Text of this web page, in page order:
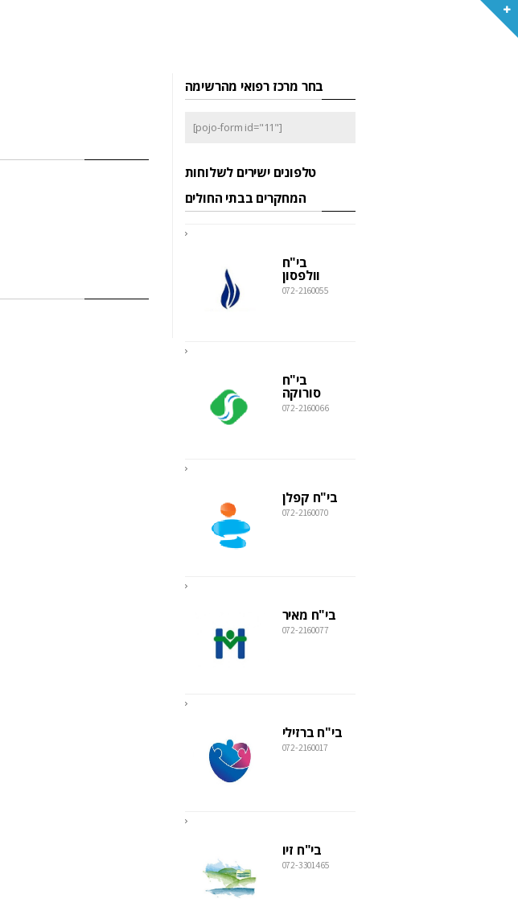
בחר מרכז רפואי מהרשימה
[pojo-form id="11"]
טלפונים ישירים לשלוחות
המחקרים בבתי החולים
בי"ח
וולפסון
072-2160055
בי"ח
סורוקה
072-2160066
בי"ח קפלן
072-2160070
בי"ח מאיר
072-2160077
בי"ח ברזילי
072-2160017
בי"ח זיו
072-3301465